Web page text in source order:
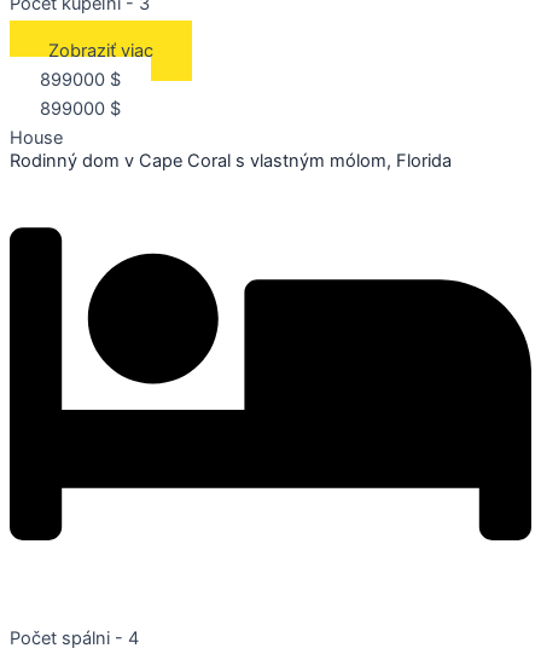
Zobraziť viac
899000 $
899000 $
House
Rodinný dom v Cape Coral s vlastným mólom, Florida
Počet spálni - 4